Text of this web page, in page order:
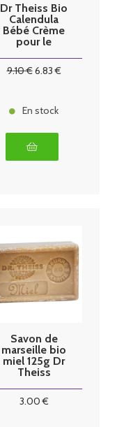
Dr Theiss Bio
Calendula
Bébé Crème
pour le
9.10€6.83€
En stock
Savon de
marseille bio
miel 125g Dr
Theiss
3.00€